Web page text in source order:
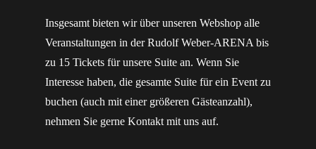
Insgesamt bieten wir über unseren Webshop alle
Veranstaltungen in der Rudolf Weber-ARENA bis
zu 15 Tickets für unsere Suite an. Wenn Sie
Interesse haben, die gesamte Suite für ein Event zu
buchen (auch mit einer größeren Gästeanzahl),
nehmen Sie gerne Kontakt mit uns auf.